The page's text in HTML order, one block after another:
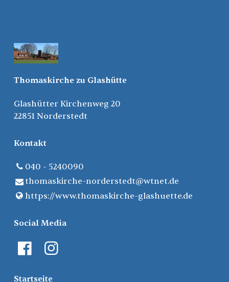
Thomaskirche zu Glashütte
Glashütter Kirchenweg 20
22851 Norderstedt
Kontakt
040 - 5240090
thomaskirche-norderstedt@​wtnet.​de
https://www.​thomaskirche-glashuette.​de
Social Media
Startseite